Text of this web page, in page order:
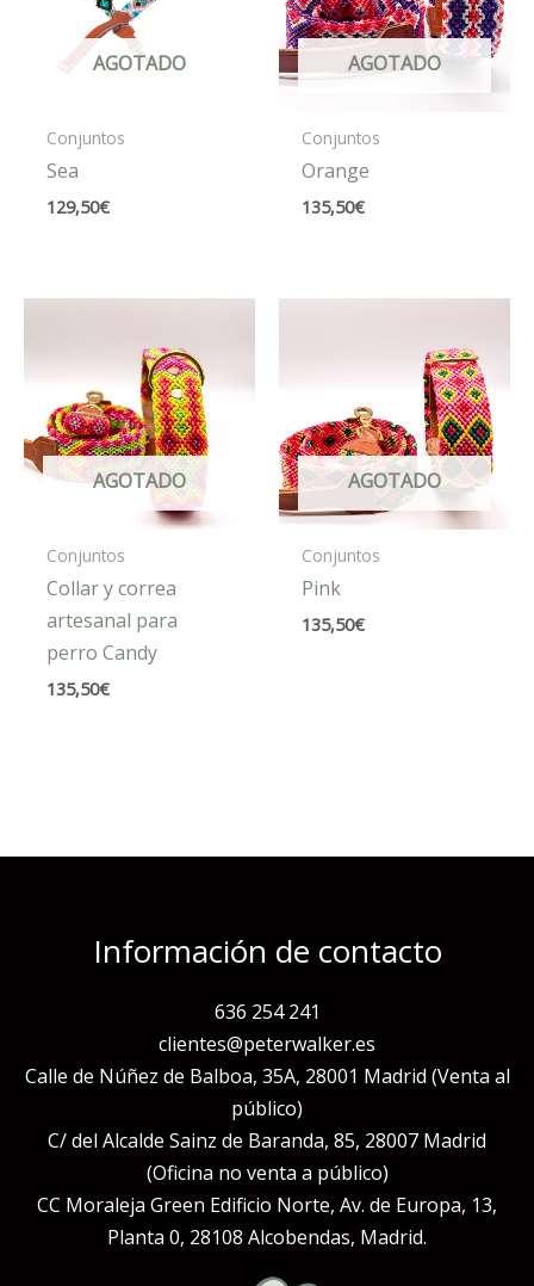
AGOTADO
Conjuntos
Sea
129,50€
AGOTADO
Conjuntos
Orange
135,50€
AGOTADO
Conjuntos
Collar y correa
artesanal para
perro Candy
135,50€
AGOTADO
Conjuntos
Pink
135,50€
Información de contacto
636 254 241
clientes@peterwalker.es
Calle de Núñez de Balboa, 35A, 28001 Madrid (Venta al
público)
C/ del Alcalde Sainz de Baranda, 85, 28007 Madrid
(Oficina no venta a público)
CC Moraleja Green Edificio Norte, Av. de Europa, 13,
Planta 0, 28108 Alcobendas, Madrid.